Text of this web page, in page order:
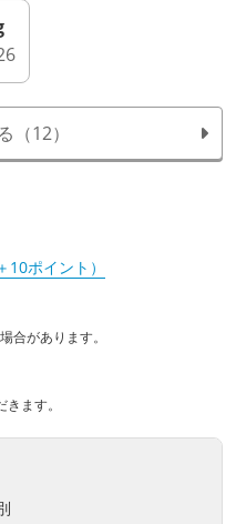
（12）
ポイント）
合があります。
ます。